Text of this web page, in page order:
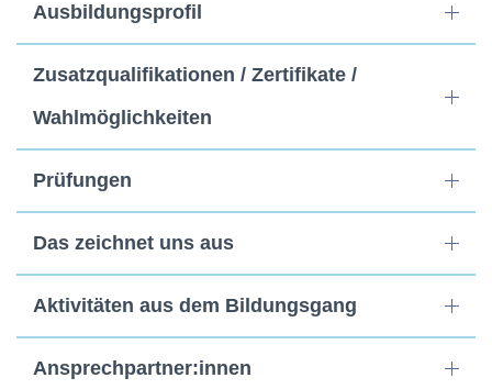
Ausbildungsprofil
Zusatzqualifikationen / Zertifikate /
Wahlmöglichkeiten
Prüfungen
Das zeichnet uns aus
Aktivitäten aus dem Bildungsgang
Ansprechpartner:innen